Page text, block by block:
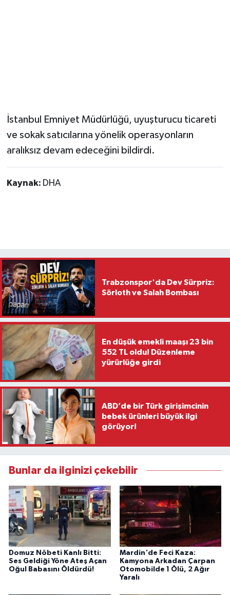
İstanbul Emniyet Müdürlüğü, uyuşturucu ticareti
ve sokak satıcılarına yönelik operasyonların
aralıksız devam edeceğini bildirdi.
Kaynak: DHA
Trabzonspor'da Dev Sürpriz:
Sörloth ve Salah Bombası
En düşük emekli maaşı 23 bin
552 TL oldu! Düzenleme
yürürlüğe girdi
ABD’de bir Türk girişimcinin
bebek ürünleri büyük ilgi
görüyor!
Bunlar da ilginizi çekebilir
Domuz Nöbeti Kanlı Bitti:
Ses Geldiği Yöne Ateş Açan
Oğul Babasını Öldürdü!
Mardin'de Feci Kaza:
Kamyona Arkadan Çarpan
Otomobilde 1 Ölü, 2 Ağır
Yaralı